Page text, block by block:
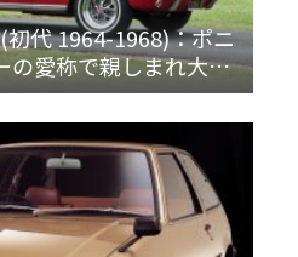
代 1964-1968)：ポニ
の愛称で親しまれ大ヒ